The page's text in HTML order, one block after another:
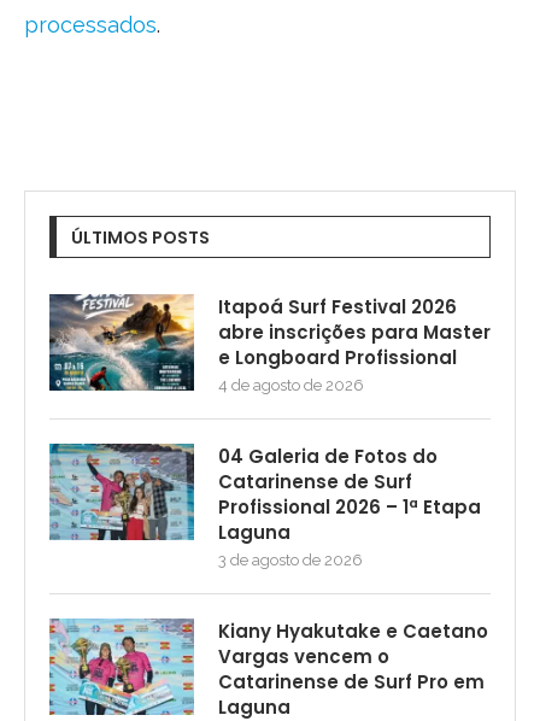
processados.
ÚLTIMOS POSTS
Itapoá Surf Festival 2026
abre inscrições para Master
e Longboard Profissional
4 de agosto de 2026
04 Galeria de Fotos do
Catarinense de Surf
Profissional 2026 – 1ª Etapa
Laguna
3 de agosto de 2026
Kiany Hyakutake e Caetano
Vargas vencem o
Catarinense de Surf Pro em
Laguna